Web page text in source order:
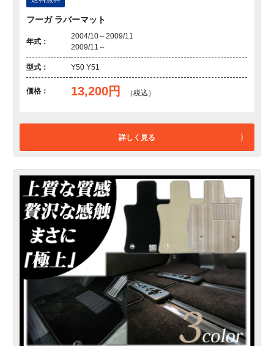
フーガ ラバーマット
年式：
2004/10～2009/11
2009/11～
型式： Y50 Y51
価格： 13,200円 （税込）
詳しく見る